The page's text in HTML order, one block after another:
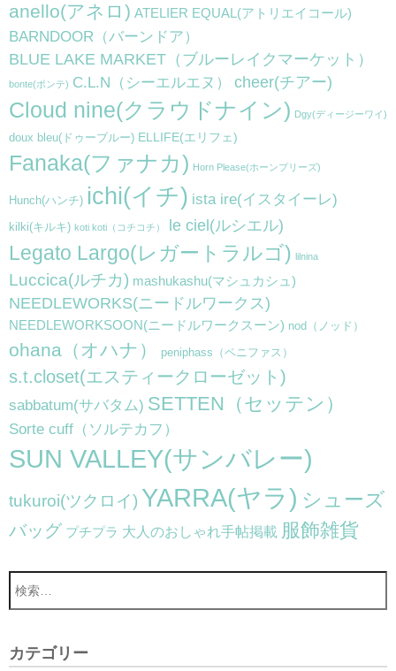
anello(アネロ) ATELIER EQUAL(アトリエイコール)
BARNDOOR（バーンドア）
BLUE LAKE MARKET（ブルーレイクマーケット）
bonte(ボンテ) C.L.N（シーエルエヌ） cheer(チアー)
Cloud nine(クラウドナイン) Dgy(ディージーワイ)
doux bleu(ドゥーブルー) ELLIFE(エリフェ)
Fanaka(ファナカ) Horn Please(ホーンプリーズ)
Hunch(ハンチ) ichi(イチ) ista ire(イスタイーレ)
kilki(キルキ) koti koti（コチコチ） le ciel(ルシエル)
Legato Largo(レガートラルゴ) lilnina
Luccica(ルチカ) mashukashu(マシュカシュ)
NEEDLEWORKS(ニードルワークス)
NEEDLEWORKSOON(ニードルワークスーン) nod（ノッド）
ohana（オハナ） peniphass（ペニファス）
s.t.closet(エスティークローゼット)
sabbatum(サバタム) SETTEN（セッテン）
Sorte cuff（ソルテカフ）
SUN VALLEY(サンバレー)
tukuroi(ツクロイ) YARRA(ヤラ) シューズ
バッグ プチプラ 大人のおしゃれ手帖掲載 服飾雑貨
カテゴリー